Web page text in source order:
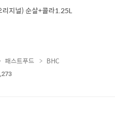
지널) 순살+콜라1.25L
패스트푸드
BHC